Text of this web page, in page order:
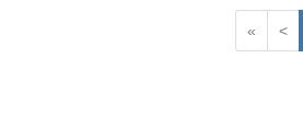
« <